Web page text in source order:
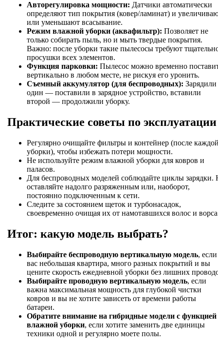
Авторегулировка мощности: Датчики автоматически
определяют тип покрытия (ковер/ламинат) и
или уменьшают всасывание.
Режим влажной уборки (аквафильтр): Позволяет не
только собирать пыль, но и мыть твердые покрытия.
Важно: после уборки такие пылесосы требуют
просушки всех элементов.
Функция парковки: Пылесос можно временно
вертикально в любом месте, не рискуя его уронить.
Съемный аккумулятор (для беспроводных): Зарядили
один — поставили в зарядное устройство, вставили
второй — продолжили уборку.
Практические советы по эксплуатации
Регулярно очищайте фильтры и контейнер (после
уборки), чтобы избежать потери мощности.
Не используйте режим влажной уборки для ковров и
паласов.
Для беспроводных моделей соблюдайте циклы зарядки.
оставляйте надолго разряженным или, наоборот,
постоянно подключенным к сети.
Следите за состоянием щеток и турбонасадок,
своевременно очищая их от намотавшихся волос и
Итог: какую модель выбрать?
Выбирайте беспроводную вертикальную модель,
вас небольшая квартира, много разных покрытий и вы
цените скорость ежедневной уборки без лишних
Выбирайте проводную вертикальную модель, если
важна максимальная мощность для глубокой чистки
ковров и вы не хотите зависеть от времени работы
батареи.
Обратите внимание на гибридные модели с функцией
влажной уборки, если хотите заменить две единицы
техники одной и регулярно моете полы.